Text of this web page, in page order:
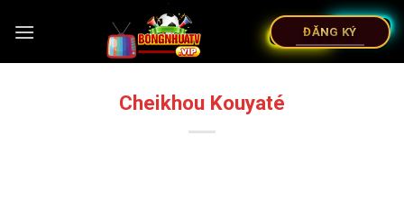
ĐĂNG KÝ
Cheikhou Kouyaté